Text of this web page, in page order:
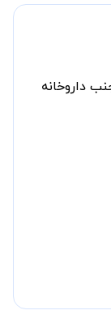
داروخانه